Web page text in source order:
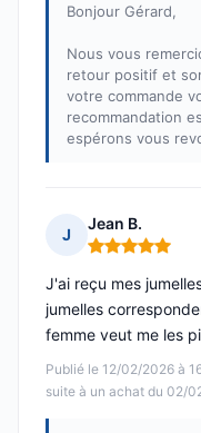
Bonjour Gérard,
Nous vous
retour positif et
votre commande
recommandation
espérons vous
J
Jean B.
Note : 5 sur 5
Publié le 12/02/2026 à
suite à un achat du 02/
J'ai reçu mes
jumelles
femme veut me les